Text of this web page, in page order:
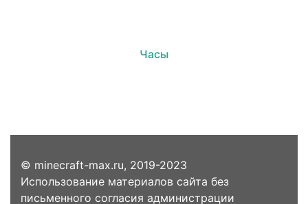
Часы
© minecraft-max.ru, 2019-2023
Использование материалов сайта без
письменного согласия администрации